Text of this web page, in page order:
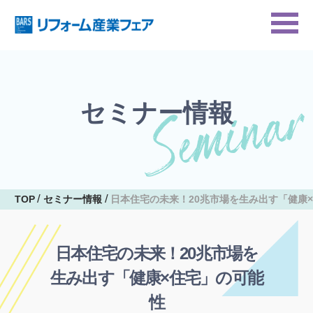
セミナー情報
TOP セミナー情報 日本住宅の未来！20兆市場を生み出す「健康
日本住宅の未来！20兆市場を
生み出す「健康×住宅」の可能
性